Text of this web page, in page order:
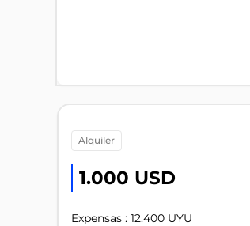
alquiler
1.000 USD
Expensas : 12.400 UYU